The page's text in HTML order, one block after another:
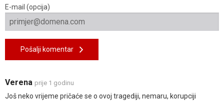
E-mail (opcija)
Pošalji komentar
Verena prije 1 godinu
Još neko vrijeme pričaće se o ovoj tragediji, nemaru, korupciji